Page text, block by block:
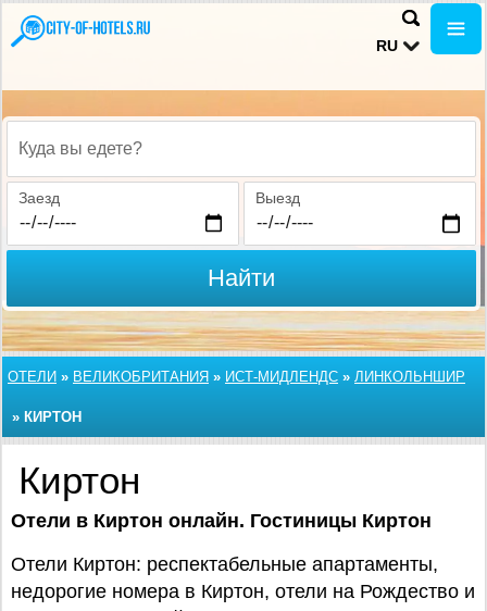
RU
Куда вы едете?
Заезд Выезд
Найти
ОТЕЛИ » ВЕЛИКОБРИТАНИЯ » ИСТ-МИДЛЕНДС » ЛИНКОЛЬНШИР
» КИРТОН
Киртон
Отели в Киртон онлайн. Гостиницы Киртон
Отели Киртон: респектабельные апартаменты,
недорогие номера в Киртон, отели на Рождество и